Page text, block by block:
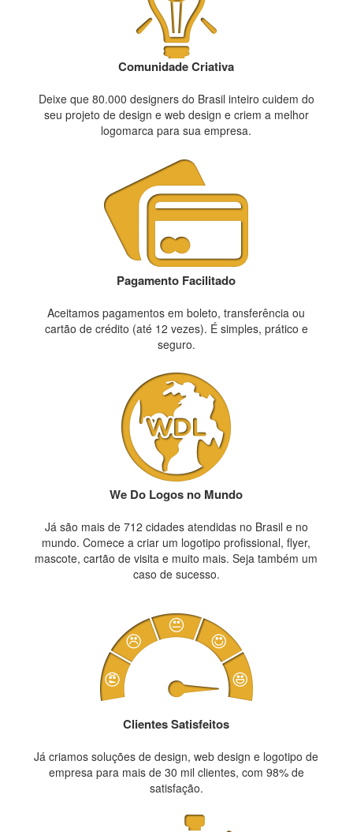
Comunidade Criativa
Deixe que 80.000 designers do Brasil inteiro cuidem do
seu projeto de design e web design e criem a melhor
logomarca para sua empresa.
Pagamento Facilitado
Aceitamos pagamentos em boleto, transferência ou
cartão de crédito (até 12 vezes). É simples, prático e
seguro.
We Do Logos no Mundo
Já são mais de 712 cidades atendidas no Brasil e no
mundo. Comece a criar um logotipo profissional, flyer,
mascote, cartão de visita e muito mais. Seja também um
caso de sucesso.
Clientes Satisfeitos
Já criamos soluções de design, web design e logotipo de
empresa para mais de 30 mil clientes, com 98% de
satisfação.